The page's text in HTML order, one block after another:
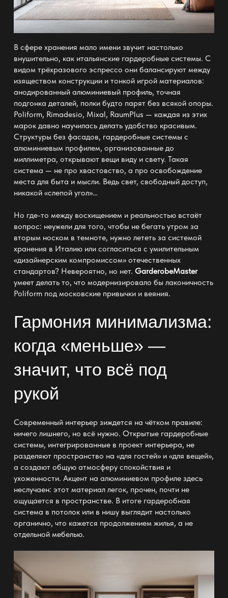
В сфере хранения мало имени звучит настолько
внушительно, как итальянские гардеробные системы. С
видом трёхразового эспрессо они балансируют между
изяществом конструкции и тонкой игрой материалов:
анодированный алюминиевый профиль, точная
подгонка деталей, полки будто парят без всякой опоры.
Poliform, Rimadesio, Mixal, RaumPlus — каждая из этих
марок давно научилась делать удобство красивым.
Структуры без фасадов, гардеробные системы с
алюминиевым профилем, организованные до
миллиметра, открывают вещи виду и свету. Такая
система — не про хвастовство, а про освобождение
места для быта и мысли. Ведь свет, свободный доступ,
никакой «слепой угол»…
Но где-то между восхищением и реальностью встаёт
вопрос: неужели для того, чтобы не бегать утром за
вторым носком в темноте, нужно лететь за системой
хранения в Италию или согласиться с умилительным
«дизайнерским компромиссом» отечественных
стандартов? Невероятно, но нет. GarderobeMaster
умеет делать то, что модернизировало бы лаконичность
Poliform под московские привычки и веяния.
Гармония минимализма:
когда «меньше» —
значит, что всё под
рукой
Современный интерьер зиждется на чётком правиле:
ничего лишнего, но всё нужно. Открытые гардеробные
системы, интегрированные в проект интерьера, не
разделяют пространство на «для гостей» и «для вещей»,
а создают общую атмосферу спокойствия и
ухоженности. Акцент на алюминиевом профиле здесь
неслучаен: этот материал легок, прочен, почти не
ощущается в пространстве. В итоге гардеробная
система в потолок или в нишу выглядит настолько
органично, что кажется продолжением жилья, а не
отдельной мебелью.